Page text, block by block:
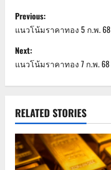
P
o
s
t
a
v
i
Previous:
แนวโน้มราคาทอง 5 ก.พ. 68
Next:
แนวโน้มราคาทอง 7 ก.พ. 68
RELATED STORIES